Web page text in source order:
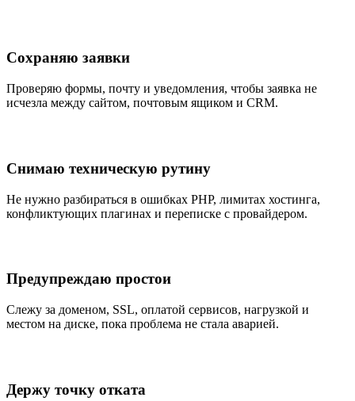
Сохраняю заявки
Проверяю формы, почту и уведомления, чтобы заявка не
исчезла между сайтом, почтовым ящиком и CRM.
Снимаю техническую рутину
Не нужно разбираться в ошибках PHP, лимитах хостинга,
конфликтующих плагинах и переписке с провайдером.
Предупреждаю простои
Слежу за доменом, SSL, оплатой сервисов, нагрузкой и
местом на диске, пока проблема не стала аварией.
Держу точку отката